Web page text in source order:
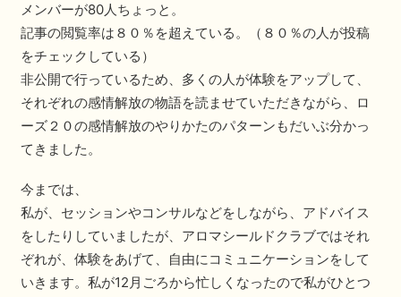
メンバーが80人ちょっと。
記事の閲覧率は８０％を超えている。（８０％の人が投稿
をチェックしている）
非公開で行っているため、多くの人が体験をアップして、
それぞれの感情解放の物語を読ませていただきながら、ロ
ーズ２０の感情解放のやりかたのパターンもだいぶ分かっ
てきました。
今までは、
私が、セッションやコンサルなどをしながら、アドバイス
をしたりしていましたが、アロマシールドクラブではそれ
ぞれが、体験をあげて、自由にコミュニケーションをして
いきます。私が12月ごろから忙しくなったので私がひとつ